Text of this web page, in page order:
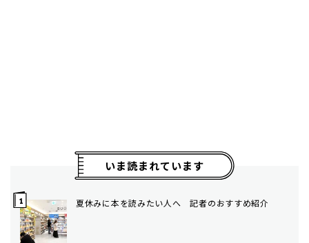
いま読まれています
夏休みに本を読みたい人へ 記者のおすすめ紹介